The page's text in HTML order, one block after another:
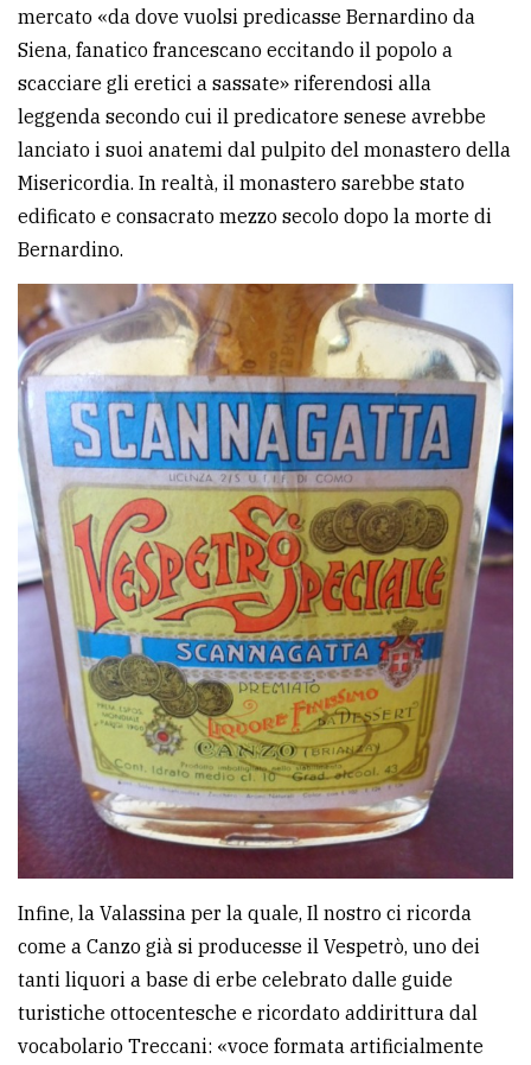
mercato «da dove vuolsi predicasse Bernardino da
Siena, fanatico francescano eccitando il popolo a
scacciare gli eretici a sassate» riferendosi alla
leggenda secondo cui il predicatore senese avrebbe
lanciato i suoi anatemi dal pulpito del monastero della
Misericordia. In realtà, il monastero sarebbe stato
edificato e consacrato mezzo secolo dopo la morte di
Bernardino.
Infine, la Valassina per la quale, Il nostro ci ricorda
come a Canzo già si producesse il Vespetrò, uno dei
tanti liquori a base di erbe celebrato dalle guide
turistiche ottocentesche e ricordato addirittura dal
vocabolario Treccani: «voce formata artificialmente